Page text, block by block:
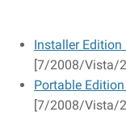
Installer Edition
[7/2008/Vista/
Portable
[7/2008/Vista/